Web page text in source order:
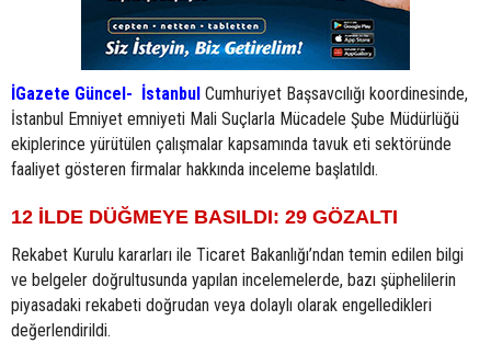
İGazete Güncel- İstanbul Cumhuriyet Başsavcılığı koordinesinde,
İstanbul Emniyet emniyeti Mali Suçlarla Mücadele Şube Müdürlüğü
ekiplerince yürütülen çalışmalar kapsamında tavuk eti sektöründe
faaliyet gösteren firmalar hakkında inceleme başlatıldı.
12 İLDE DÜĞMEYE BASILDI: 29 GÖZALTI
Rekabet Kurulu kararları ile Ticaret Bakanlığı’ndan temin edilen bilgi
ve belgeler doğrultusunda yapılan incelemelerde, bazı şüphelilerin
piyasadaki rekabeti doğrudan veya dolaylı olarak engelledikleri
değerlendirildi.